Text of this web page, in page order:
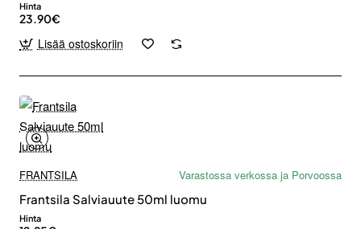
Hinta
23.90€
Lisää ostoskoriin
FRANTSILA
Varastossa verkossa ja Porvoossa
Frantsila Salviauute 50ml luomu
Hinta